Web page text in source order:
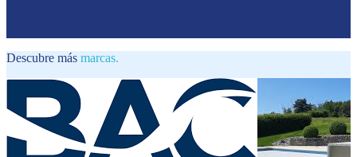
Descubre más marcas.